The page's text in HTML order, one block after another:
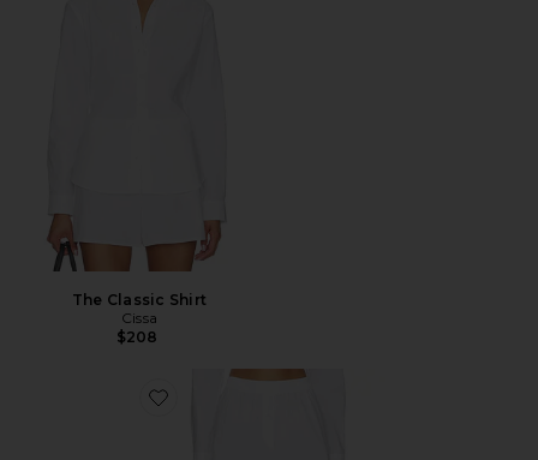
The Classic Shirt
Cissa
$208
Favorite The Boxer